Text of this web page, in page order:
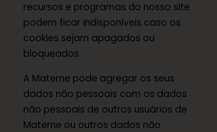
recursos e programas do nosso site
podem ficar indisponíveis caso os
cookies sejam apagados ou
bloqueados.
A Materne pode agregar os seus
dados não pessoais com os dados
não pessoais de outros usuários de
Materne ou outros dados não